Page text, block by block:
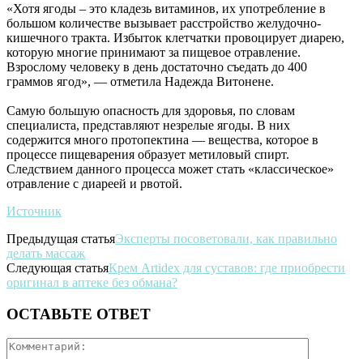
«Хотя ягоды – это кладезь витаминов, их употребление в
большом количестве вызывает расстройство желудочно-
кишечного тракта. Избыток клетчатки провоцирует диарею,
которую многие принимают за пищевое отравление.
Взрослому человеку в день достаточно съедать до 400
граммов ягод», — отметила Надежда Витонене.
Самую большую опасность для здоровья, по словам
специалиста, представляют незрелые ягоды. В них
содержится много протопектина — вещества, которое в
процессе пищеварения образует метиловый спирт.
Следствием данного процесса может стать «классическое»
отравление с диареей и рвотой.
Источник
Предыдущая статьяЭксперты посоветовали, как правильно
делать массаж
Следующая статьяКрем Artidex для суставов: где приобрести
оригинал в аптеке без обмана?
ОСТАВЬТЕ ОТВЕТ